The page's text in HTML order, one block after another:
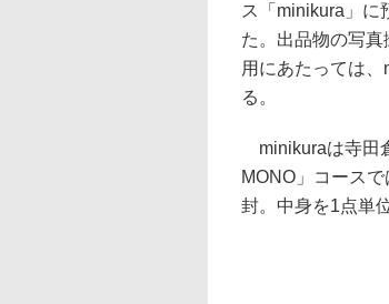
ス「minikura」に
た。出品物の写
用にあたっては
る。
minikuraは寺田
MONO」コース
封。中身を1点単